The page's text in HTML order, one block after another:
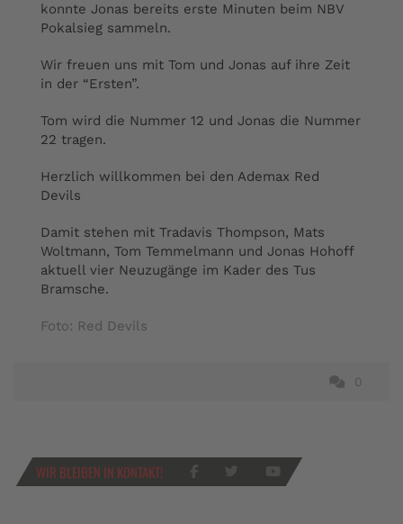
konnte Jonas bereits erste Minuten beim NBV
Pokalsieg sammeln.
Wir freuen uns mit Tom und Jonas auf ihre Zeit
in der “Ersten”.
Tom wird die Nummer 12 und Jonas die Nummer
22 tragen.
Herzlich willkommen bei den Ademax Red
Devils
Damit stehen mit Tradavis Thompson, Mats
Woltmann, Tom Temmelmann und Jonas Hohoff
aktuell vier Neuzugänge im Kader des Tus
Bramsche.
Foto: Red Devils
0
WIR BLEIBEN IN KONTAKT!